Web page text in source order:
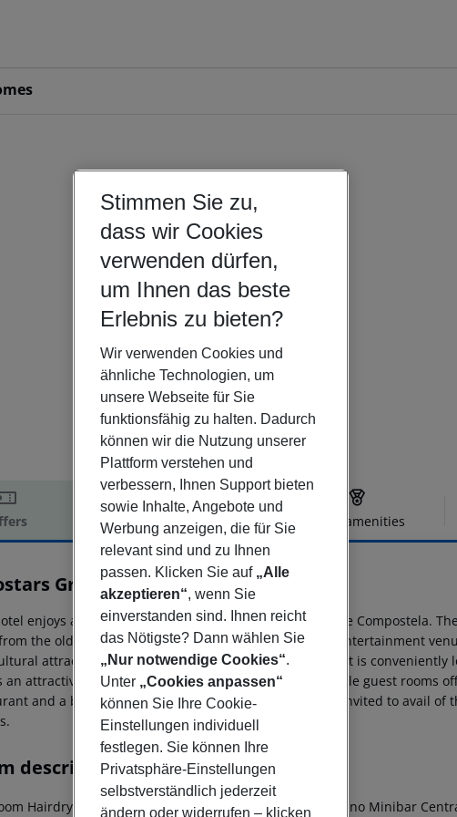
Offer description Hotel amenities
description
Gran Hotel Santiago
4
enjoys an enviable setting at the heart of Santiago de Compostela.
the old town. A diverse selection of shopping and entertainment
attractions can be found in the vicinity. The airport is conveniently
an attractive design. The tastefully-designed, comfortable guest rooms
and a bar, for guests'' dining pleasure. Guests are invited to avail of
description
Hairdryer Direct dial telephone Hi-fi Internet access: no Minibar
Stimmen Sie zu,
dass wir Cookies
verwenden dürfen,
um Ihnen das beste
Erlebnis zu bieten?
Wir verwenden Cookies und
ähnliche Technologien, um
unsere Webseite für Sie
funktionsfähig zu halten. Dadurch
können wir die Nutzung unserer
Plattform verstehen und
verbessern, Ihnen Support bieten
sowie Inhalte, Angebote und
Werbung anzeigen, die für Sie
relevant sind und zu Ihnen
passen. Klicken Sie auf „Alle
akzeptieren“, wenn Sie
einverstanden sind. Ihnen reicht
das Nötigste? Dann wählen Sie
„Nur notwendige Cookies“.
Unter „Cookies anpassen“
können Sie Ihre Cookie-
Einstellungen individuell
festlegen. Sie können Ihre
Privatsphäre-Einstellungen
selbstverständlich jederzeit
ändern oder widerrufen – klicken